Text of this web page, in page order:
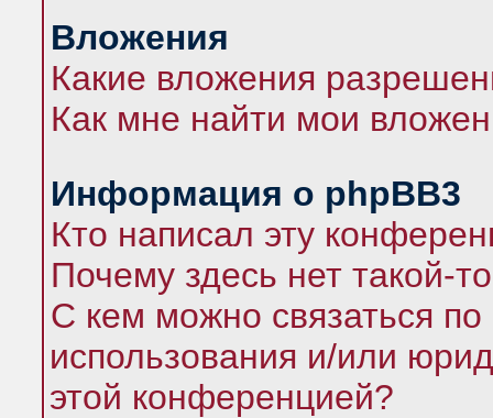
Вложения
Какие вложения
Как мне найти мои
Информация о phpBB3
Кто написал эту
Почему здесь нет такой-
С кем можно связаться по
использования и/или
этой конференцией?